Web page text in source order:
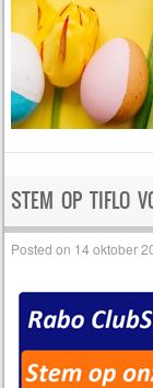
STEM OP TIFLO
Posted on 14 oktober